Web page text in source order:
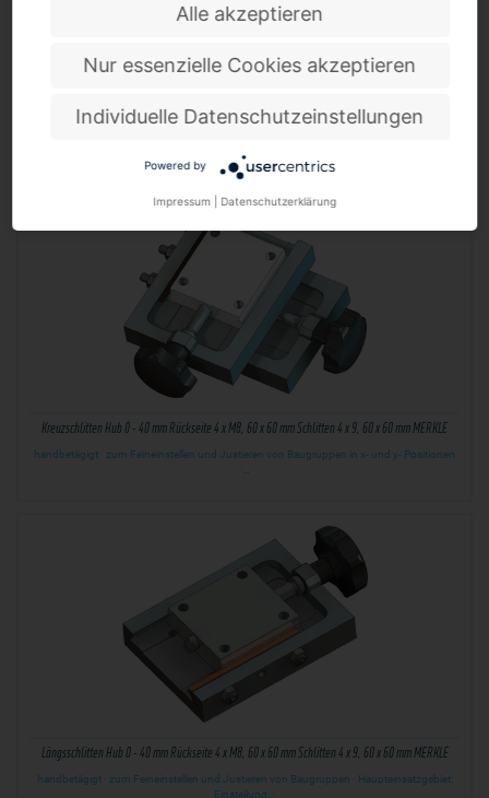
massiv und schwingungsfrei konstruiert · die Verwendung ist für den Aufbau von UP-,
Kreuzschlitten Hub 0 - 40 mm Rückseite 4 x M8, 60 x 60 mm Schlitten 4 x 9, 60 x 60 mm MERKLE
handbetägigt · zum Feineinstellen und Justieren von Baugruppen in x- und y- Positionen
·…
Längsschlitten Hub 0 - 40 mm Rückseite 4 x M8, 60 x 60 mm Schlitten 4 x 9, 60 x 60 mm MERKLE
handbetägigt · zum Feineinstellen und Justieren von Baugruppen · Haupteinsatzgebiet:
Einstellung…
Alle akzeptieren
Nur essenzielle Cookies akzeptieren
Individuelle Datenschutzeinstellungen
Powered by
Impressum Datenschutzerklärung